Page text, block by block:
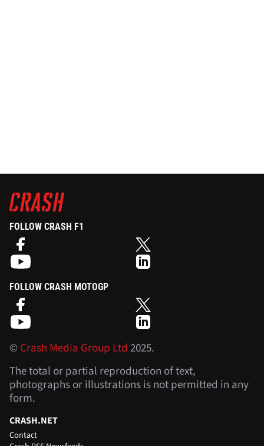
FOLLOW CRASH F1
FOLLOW CRASH MOTOGP
©Crash Media Group Ltd 2025.
The total or partial reproduction of text,
photographs or illustrations is not permitted in any
form.
CRASH.NET
Contact